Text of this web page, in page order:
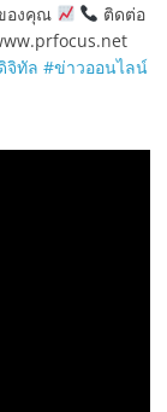
องคุณ
ติดต่อ
จิทัล #ข่าวออนไลน์